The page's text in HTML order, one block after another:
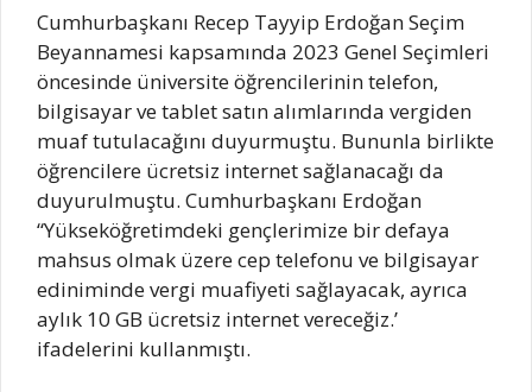
Cumhurbaşkanı Recep Tayyip Erdoğan Seçim
Beyannamesi kapsamında 2023 Genel Seçimleri
öncesinde üniversite öğrencilerinin telefon,
bilgisayar ve tablet satın alımlarında vergiden
muaf tutulacağını duyurmuştu. Bununla birlikte
öğrencilere ücretsiz internet sağlanacağı da
duyurulmuştu. Cumhurbaşkanı Erdoğan
“Yükseköğretimdeki gençlerimize bir defaya
mahsus olmak üzere cep telefonu ve bilgisayar
ediniminde vergi muafiyeti sağlayacak, ayrıca
aylık 10 GB ücretsiz internet vereceğiz.’
ifadelerini kullanmıştı.